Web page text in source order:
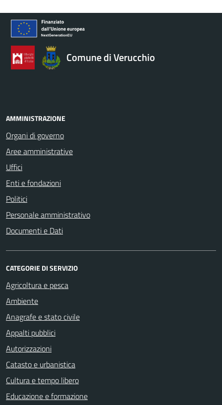
Comune di Verucchio
AMMINISTRAZIONE
Organi di governo
Aree amministrative
Uffici
Enti e fondazioni
Politici
Personale amministrativo
Documenti e Dati
CATEGORIE DI SERVIZIO
Agricoltura e pesca
Ambiente
Anagrafe e stato civile
Appalti pubblici
Autorizzazioni
Catasto e urbanistica
Cultura e tempo libero
Educazione e formazione